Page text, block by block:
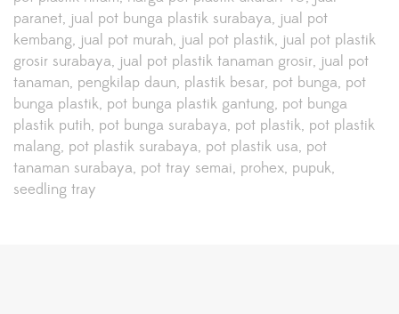
paranet jual pot bunga plastik surabaya jual pot
kembang jual pot murah jual pot plastik jual pot plastik
grosir surabaya jual pot plastik tanaman grosir jual pot
tanaman pengkilap daun plastik besar pot bunga pot
bunga plastik pot bunga plastik gantung pot bunga
plastik putih pot bunga surabaya pot plastik pot plastik
malang pot plastik surabaya pot plastik usa pot
tanaman surabaya pot tray semai prohex pupuk
seedling tray